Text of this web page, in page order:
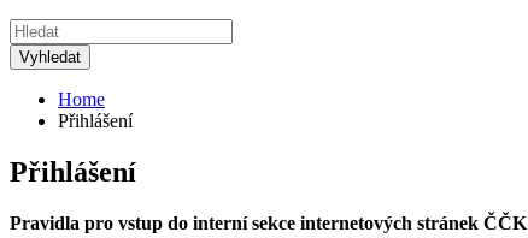
Home
Přihlášení
Přihlášení
Pravidla pro vstup do interní sekce internetových stránek ČČK